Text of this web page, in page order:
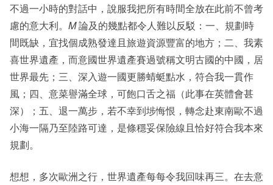
不過一小時的對話中，說服我把所有時間全放在此前不曾考
慮的意大利。 M論及的幾點都令人難以反駁：一、規劃時
間既缺，宜找個成熟發達且旅遊資源豐富的地方；二、我素
喜世界遺產，而意國世界遺產賽過號稱文明古國的中國，居
世界最先；三、深入遊一國更勝蜻蜓點水，符合我一貫作
風；四、意菜譽滿全球，可飽口舌之福（此事在英體會甚
深）；五、退一萬步，若不幸到埗悔恨，轉念赴東南歐不過
小海一隔乃至陸路可達，是條穩妥保險線且恰好符合我本來
規劃。
想想，多次歐洲之行，世界遺產每每令我回味再三。在去意